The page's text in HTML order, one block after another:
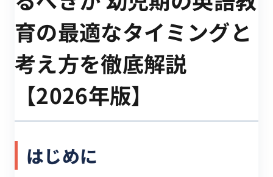
育の最適なタイミングと
考え方を徹底解説
【2026年版】
はじめに